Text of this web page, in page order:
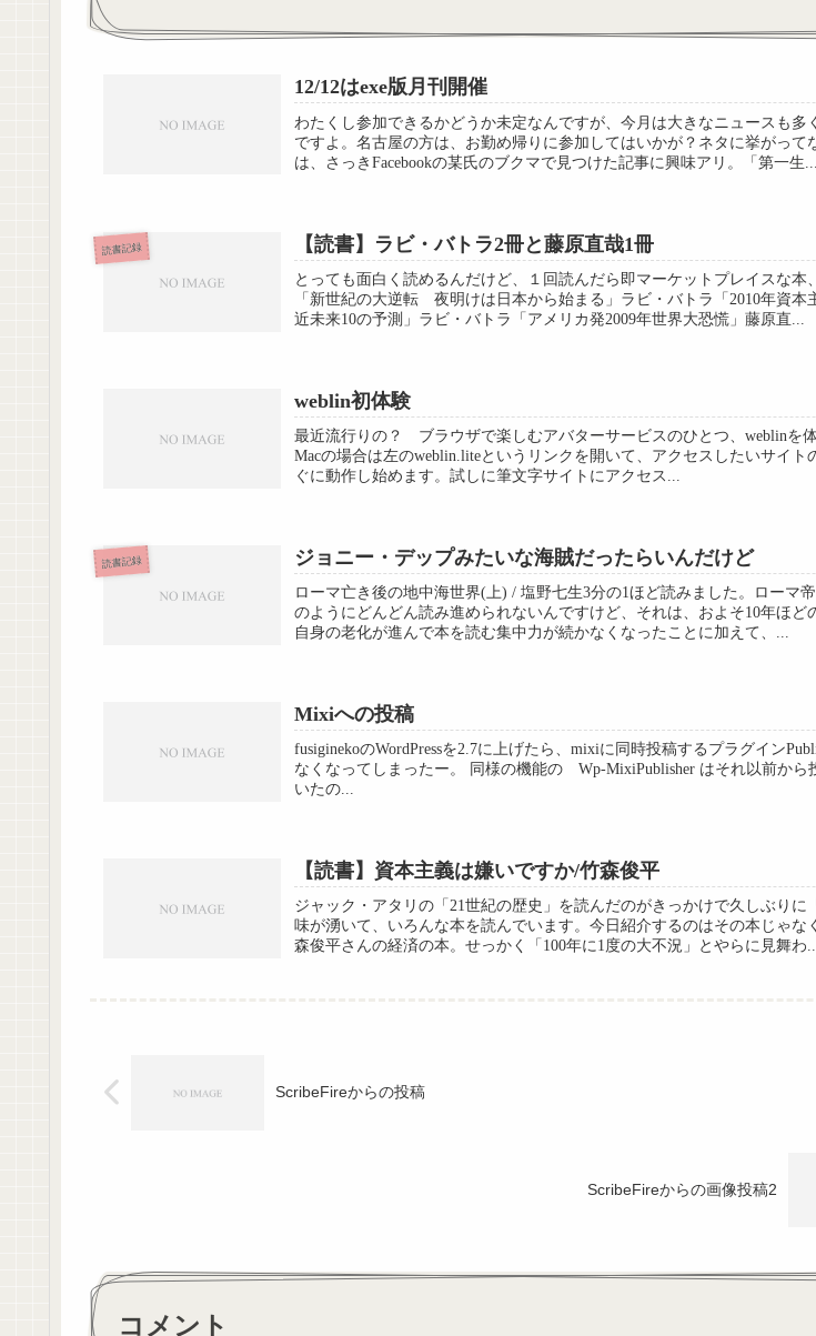
12/12はexe版月刊開催
わたくし参加できるかどうか未定なんですが、今月は大きなニュースも多
ですよ。名古屋の方は、お勤め帰りに参加してはいかが？ネタに挙がって
は、さっきFacebookの某氏のブクマで見つけた記事に興味アリ。「第一生...
読書記録 【読書】ラビ・バトラ2冊と藤原直哉1冊
とっても面白く読めるんだけど、１回読んだら即マーケットプレイスな本
「新世紀の大逆転 夜明けは日本から始まる」ラビ・バトラ「2010年資本
近未来10の予測」ラビ・バトラ「アメリカ発2009年世界大恐慌」藤原直...
weblin初体験
最近流行りの？ ブラウザで楽しむアバターサービスのひとつ、weblinを体
Macの場合は左のweblin.liteというリンクを開いて、アクセスしたいサイト
ぐに動作し始めます。試しに筆文字サイトにアクセス...
読書記録 ジョニー・デップみたいな海賊だったらいんだけど
ローマ亡き後の地中海世界(上) / 塩野七生3分の1ほど読みました。ローマ
のようにどんどん読み進められないんですけど、それは、およそ10年ほど
自身の老化が進んで本を読む集中力が続かなくなったことに加えて、...
Mixiへの投稿
fusiginekoのWordPressを2.7に上げたら、mixiに同時投稿するプラグイン
なくなってしまったー。 同様の機能の Wp-MixiPublisher はそれ以前から
いたの...
【読書】資本主義は嫌いですか/竹森俊平
ジャック・アタリの「21世紀の歴史」を読んだのがきっかけで久しぶりに
味が湧いて、いろんな本を読んでいます。今日紹介するのはその本じゃな
森俊平さんの経済の本。せっかく「100年に1度の大不況」とやらに見舞わ...
ScribeFireからの投稿
ScribeFireからの画像投稿2
コメント